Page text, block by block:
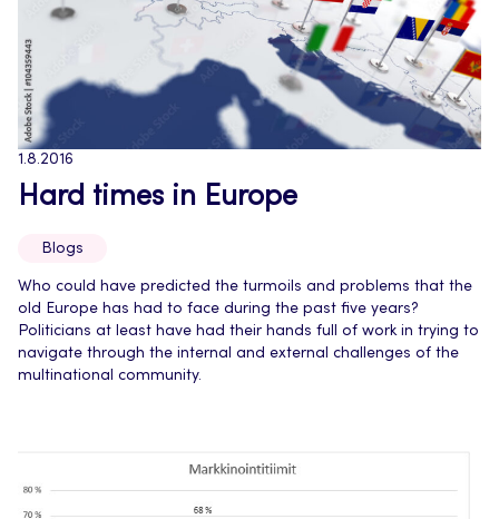
1.8.2016
Hard times in Europe
Blogs
Who could have predicted the turmoils and problems that the
old Europe has had to face during the past five years?
Politicians at least have had their hands full of work in trying to
navigate through the internal and external challenges of the
multinational community.